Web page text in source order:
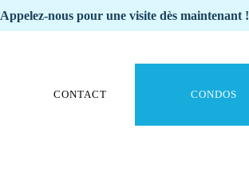
Appelez-nous pour une visite dès maintenant !
CONTACT CONDOS